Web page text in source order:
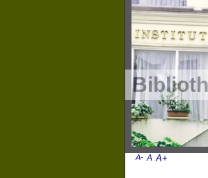
A- A A+